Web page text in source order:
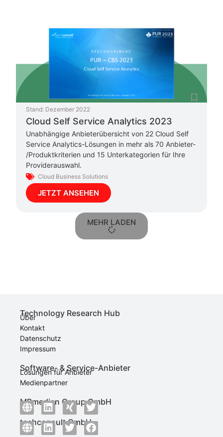
Stand: Dezember 2022
Cloud Self Service Analytics 2023
Unabhängige Anbieterübersicht von 22 Cloud Self
Service Analytics-Lösungen in mehr als 70 Anbieter-
/Produktkriterien und 15 Unterkategorien für Ihre
Providerauswahl.
Cloud Business Solutions
JETZT ANSEHEN
MEHR LADEN
Technology Research Hub
Über
Kontakt
Datenschutz
Impressum
Software- & Service-Anbieter
Lösungen für Anbieter
Medienpartner
MBmedien Group GmbH
techconsult GmbH